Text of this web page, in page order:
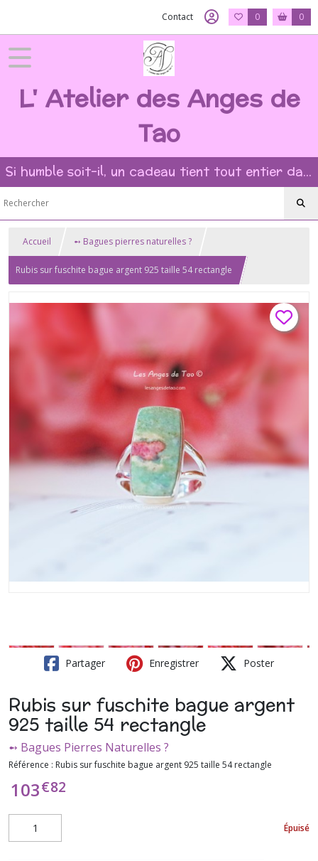
Contact 0 0
L' Atelier des Anges de
Tao
Si humble soit-il, un cadeau tient tout entier dans l'intention et la beauté du geste ?
Accueil ➻ Bagues pierres naturelles ?
Rubis sur fuschite bague argent 925 taille 54 rectangle
Partager Enregistrer Poster
Rubis sur fuschite bague argent
925 taille 54 rectangle
➻ Bagues Pierres Naturelles ?
Référence : Rubis sur fuschite bague argent 925 taille 54 rectangle
103€82
Épuisé